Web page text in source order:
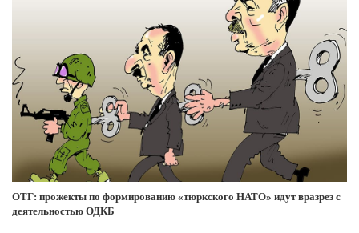
ОТГ: прожекты по формированию «тюркского НАТО» идут вразрез с
деятельностью ОДКБ